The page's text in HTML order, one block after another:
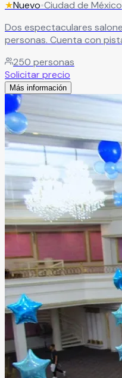
★Nuevo•Ciudad de México
Dos espectaculares
personas. Cuenta con
gigantes y mesas
250 personas
Solicitar precio
Más información